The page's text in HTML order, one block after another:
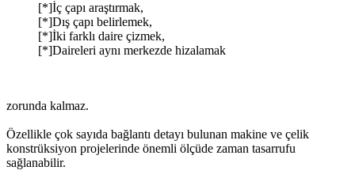
[*]İç çapı araştırmak,
[*]Dış çapı belirlemek,
[*]İki farklı daire çizmek,
[*]Daireleri aynı merkezde hizalamak
zorunda kalmaz.
Özellikle çok sayıda bağlantı detayı bulunan makine ve çelik
konstrüksiyon projelerinde önemli ölçüde zaman tasarrufu
sağlanabilir.